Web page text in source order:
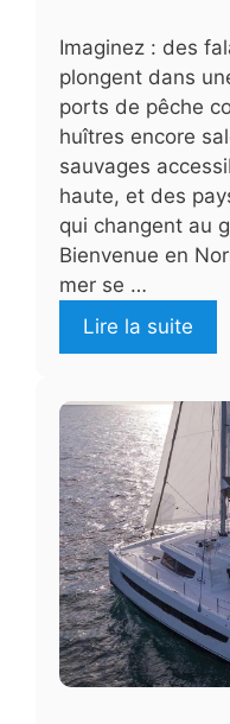
Imaginez : des
plongent dans
ports de pêche
huîtres encore
sauvages
haute, et des
qui changent au
Bienvenue en
mer se …
Lire la suite